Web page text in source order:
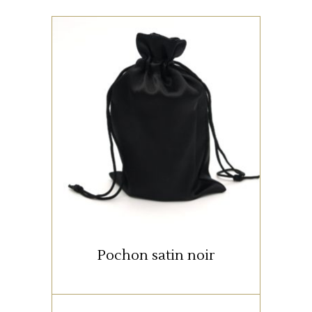
CADEAUX
COFFRETS
GOURMANDS
Ce joli pochon en satin noir,
cordelette tressée vous
permettra d’emballer vos
confitures pour une belle mise
Pochon satin noir